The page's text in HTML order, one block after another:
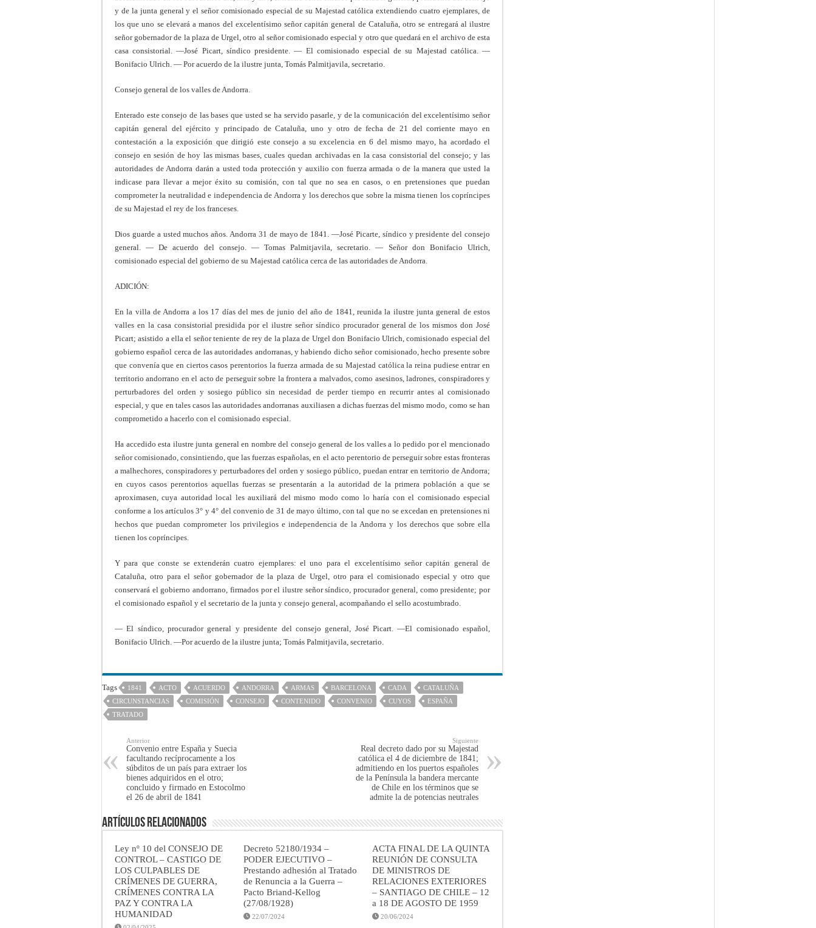
y de la junta general y el señor comisionado especial de su Majestad católica extendiendo cuatro ejemplares, de
los que uno se elevará a manos del excelentísimo señor capitán general de Cataluña, otro se entregará al ilustre
señor gobernador de la plaza de Urgel, otro al señor comisionado especial y otro que quedará en el archivo de esta
casa consistorial. —José Picart, síndico presidente. — El comisionado especial de su Majestad católica. —
Bonifacio Ulrich. — Por acuerdo de la ilustre junta, Tomás Palmitjavila, secretario.
Consejo general de los valles de Andorra.
Enterado este consejo de las bases que usted se ha servido pasarle, y de la comunicación del excelentísimo señor
capitán general del ejército y principado de Cataluña, uno y otro de fecha de 21 del corriente mayo en
contestación a la exposición que dirigió este consejo a su excelencia en 6 del mismo mayo, ha acordado el
consejo en sesión de hoy las mismas bases, cuales quedan archivadas en la casa consistorial del consejo; y las
autoridades de Andorra darán a usted toda protección y auxilio con fuerza armada o de la manera que usted la
indicase para llevar a mejor éxito su comisión, con tal que no sea en casos, o en pretensiones que puedan
comprometer la neutralidad e independencia de Andorra y los derechos que sobre la misma tienen los copríncipes
de su Majestad el rey de los franceses.
Dios guarde a usted muchos años. Andorra 31 de mayo de 1841. —José Picarte, síndico y presidente del consejo
general. — De acuerdo del consejo. — Tomas Palmitjavila, secretario. — Señor don Bonifacio Ulrich,
comisionado especial del gobierno de su Majestad católica cerca de las autoridades de Andorra.
ADICIÓN:
En la villa de Andorra a los 17 días del mes de junio del año de 1841, reunida la ilustre junta general de estos
valles en la casa consistorial presidida por el ilustre señor síndico procurador general de los mismos don José
Picart; asistido a ella el señor teniente de rey de la plaza de Urgel don Bonifacio Ulrich, comisionado especial del
gobierno español cerca de las autoridades andorranas, y habiendo dicho señor comisionado, hecho presente sobre
que convenía que en ciertos casos perentorios la fuerza armada de su Majestad católica la reina pudiese entrar en
territorio andorrano en el acto de perseguir sobre la frontera a malvados, como asesinos, ladrones, conspiradores y
perturbadores del orden y sosiego público sin necesidad de perder tiempo en recurrir antes al comisionado
especial, y que en tales casos las autoridades andorranas auxiliasen a dichas fuerzas del mismo modo, como se han
comprometido a hacerlo con el comisionado especial.
Ha accedido esta ilustre junta general en nombre del consejo general de los valles a lo pedido por el mencionado
señor comisionado, consintiendo, que las fuerzas españolas, en el acto perentorio de perseguir sobre estas fronteras
a malhechores, conspiradores y perturbadores del orden y sosiego público, puedan entrar en territorio de Andorra;
en cuyos casos perentorios aquellas fuerzas se presentarán a la autoridad de la primera población a que se
aproximasen, cuya autoridad local les auxiliará del mismo modo como lo haría con el comisionado especial
conforme a los artículos 3° y 4° del convenio de 31 de mayo último, con tal que no se excedan en pretensiones ni
hechos que puedan comprometer los privilegios e independencia de la Andorra y los derechos que sobre ella
tienen los copríncipes.
Y para que conste se extenderán cuatro ejemplares: el uno para el excelentísimo señor capitán general de
Cataluña, otro para el señor gobernador de la plaza de Urgel, otro para el comisionado especial y otro que
conservará el gobierno andorrano, firmados por el ilustre señor síndico, procurador general, como presidente; por
el comisionado español y el secretario de la junta y consejo general, acompañando el sello acostumbrado.
— El síndico, procurador general y presidente del consejo general, José Picart. —El comisionado español,
Bonifacio Ulrich. —Por acuerdo de la ilustre junta; Tomás Palmitjavila, secretario.
Tags 1841 ACTO ACUERDO ANDORRA ARMAS BARCELONA CADA
CATALUÑA
CIRCUNSTANCIAS
COMISIÓN CONSEJO CONTENIDO CONVENIO CUYOS
ESPAÑA
TRATADO
Anterior
Convenio entre España y Suecia
facultando recíprocamente a los
súbditos de un país para extraer los
bienes adquiridos en el otro;
concluido y firmado en Estocolmo
el 26 de abril de 1841
Siguiente
Real decreto dado por su Majestad
católica el 4 de diciembre de 1841;
admitiendo en los puertos españoles
de la Península la bandera mercante
de Chile en los términos que se
admite la de potencias neutrales
Artículos Relacionados
Ley nº 10 del CONSEJO DE
CONTROL – CASTIGO DE
LOS CULPABLES DE
CRÍMENES DE GUERRA,
CRÍMENES CONTRA LA
PAZ Y CONTRA LA
HUMANIDAD
Decreto 52180/1934 –
PODER EJECUTIVO –
Prestando adhesión al Tratado
de Renuncia a la Guerra –
Pacto Briand-Kellog
(27/08/1928)
22/07/2024
ACTA FINAL DE LA QUINTA
REUNIÓN DE CONSULTA
DE MINISTROS DE
RELACIONES EXTERIORES
– SANTIAGO DE CHILE – 12
a 18 DE AGOSTO DE 1959
20/06/2024